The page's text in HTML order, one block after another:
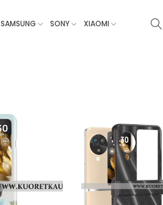
SAMSUNG SONY XIAOMI